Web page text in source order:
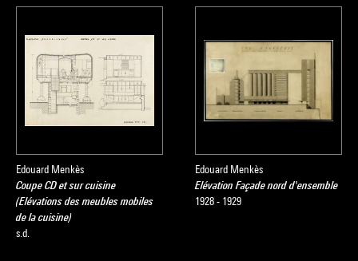
Edouard Menkès
Coupe CD et sur cuisine
(Elévations des meubles mobiles
de la cuisine)
s.d.
Edouard Menkès
Elévation Façade nord d'ensemble
1928 - 1929